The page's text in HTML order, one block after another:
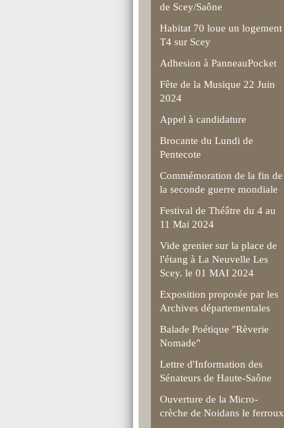
de Scey/Saône
Habitat 70 loue un logement
T4 sur Scey
Adhesion à PanneauPocket
Fête de la Musique 22 Juin
2024
Appel à candidature
Brocante du Lundi de
Pentecote
Commémoration de la fin de
la seconde guerre mondiale
Festival de Théâtre du 4 au
11 Mai 2024
Vide grenier sur la place de
l'étang à La Neuvelle Les
Scey. le 01 MAI 2024
Exposition proposée par les
Archives départementales
Balade Poétique "Rèverie
Nomade"
Lettre d'Information des
Sénateurs de Haute-Saône
Ouverture de la Micro-
crèche de Noidans le ferroux